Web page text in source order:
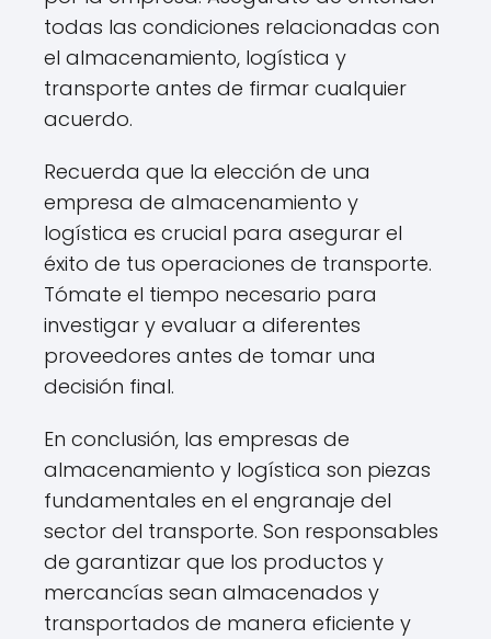
todas las condiciones relacionadas con
el almacenamiento, logística y
transporte antes de firmar cualquier
acuerdo.
Recuerda que la elección de una
empresa de almacenamiento y
logística es crucial para asegurar el
éxito de tus operaciones de transporte.
Tómate el tiempo necesario para
investigar y evaluar a diferentes
proveedores antes de tomar una
decisión final.
En conclusión, las empresas de
almacenamiento y logística son piezas
fundamentales en el engranaje del
sector del transporte. Son responsables
de garantizar que los productos y
mercancías sean almacenados y
transportados de manera eficiente y